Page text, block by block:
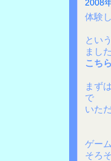
2008
体験
とい
ました
こちら
まず
で
いた
ゲー
そろ